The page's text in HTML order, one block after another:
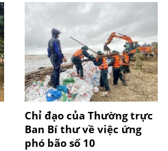
Chỉ đạo của Thường trực
Ban Bí thư về việc ứng
phó bão số 10